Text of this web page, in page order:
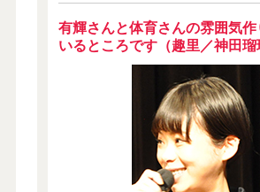
有輝さんと体育さんの雰囲気
いるところです（趣里／神田瑠